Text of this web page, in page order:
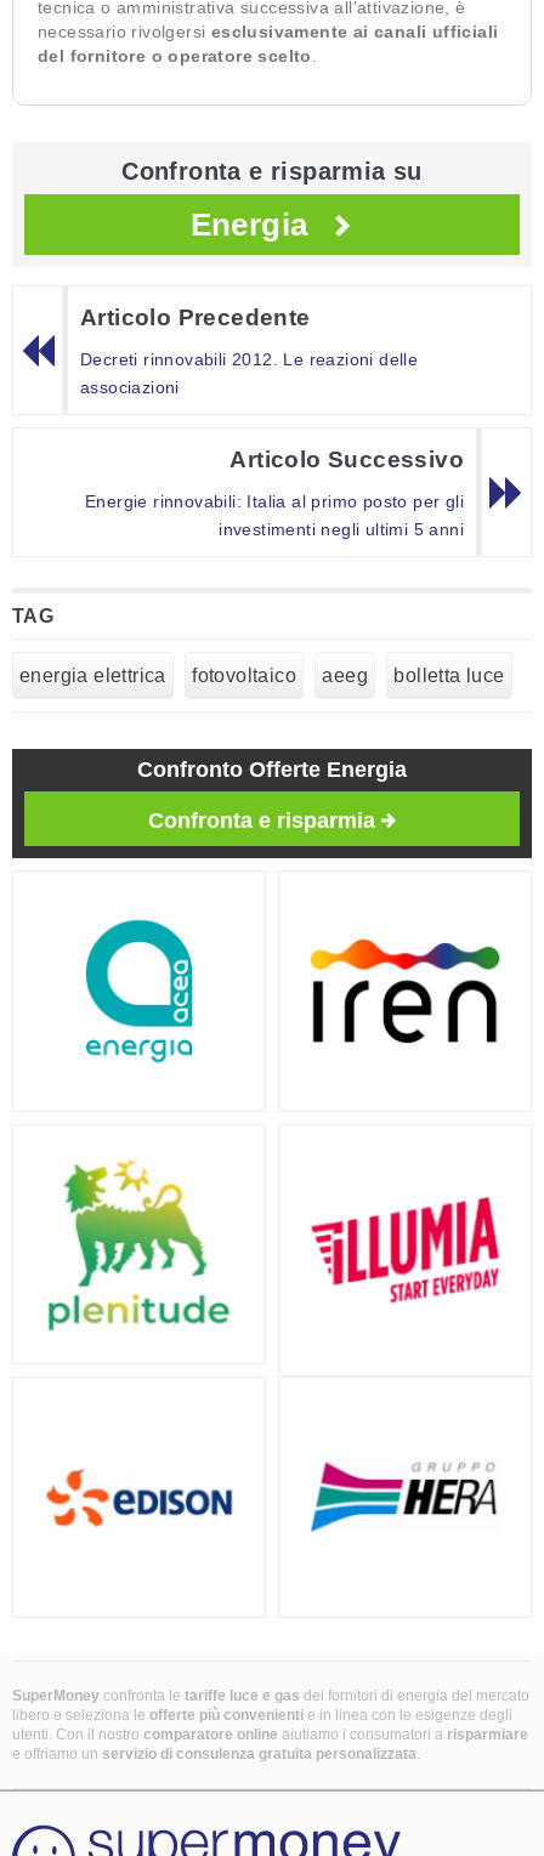
tecnica o amministrativa successiva all’attivazione, è
necessario rivolgersi esclusivamente ai canali ufficiali
del fornitore o operatore scelto
Confronta e risparmia su
Energia
Articolo Precedente
Decreti rinnovabili 2012. Le reazioni delle
associazioni
Articolo Successivo
Energie rinnovabili: Italia al primo posto per gli
investimenti negli ultimi 5 anni
TAG
energia elettrica fotovoltaico aeeg bolletta luce
Confronto Offerte Energia
Confronta e risparmia
SuperMoney confronta le tariffe luce e gas dei fornitori di energia del mercato
libero e seleziona le offerte più convenienti e in linea con le esigenze degli
utenti. Con il nostro comparatore online aiutiamo i consumatori a risparmiare
e offriamo un servizio di consulenza gratuita personalizzata.